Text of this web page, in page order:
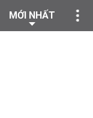
MỚI NHẤT